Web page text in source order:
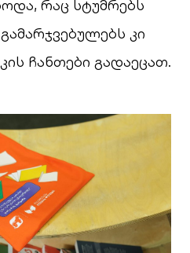
რაც სტუმრებს
კი
ჩანთები გადაეცათ.